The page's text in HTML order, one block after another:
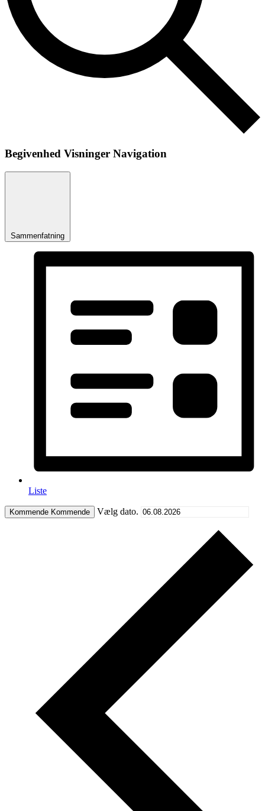
Begivenhed Visninger Navigation
Sammenfatning
Liste
Kommende Kommende Vælg dato.